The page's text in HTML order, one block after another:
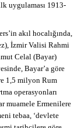
uygulaması 1913-
akıl hocalığında,
İzmir Valisi Rahmi
Celal (Bayar)
Bayar’a göre
1,5 milyon Rum
operasyonları
muamele Ermenilere
tebaa, ‘devlete